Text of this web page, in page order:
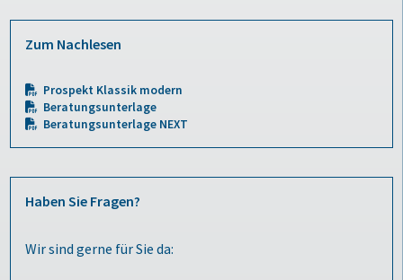
Zum Nachlesen
Prospekt Klassik modern
Beratungsunterlage
Beratungsunterlage NEXT
Haben Sie Fragen?
Wir sind gerne für Sie da: